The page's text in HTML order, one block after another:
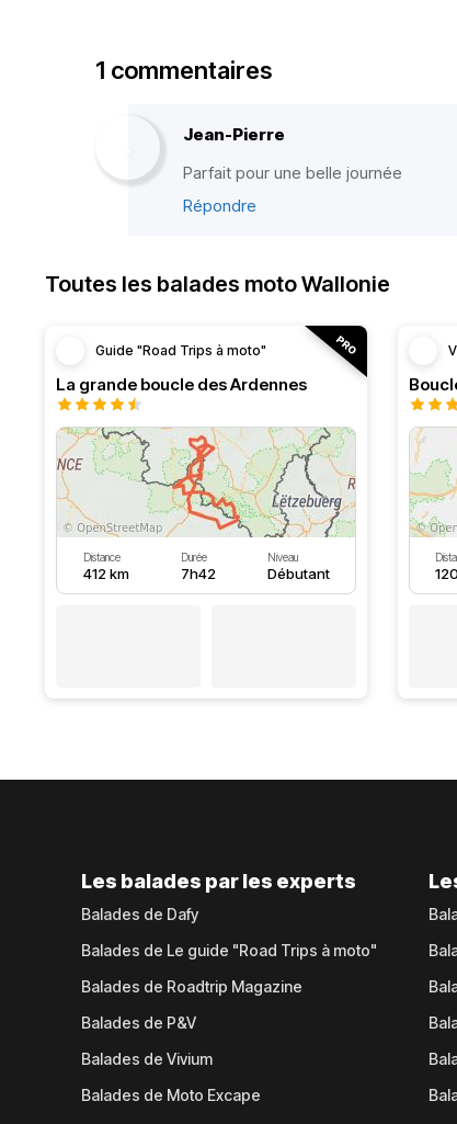
1 commentaires
Jean-Pierre
Parfait pour une belle journée
Répondre
Toutes les balades moto Wallonie
Guide "Road Trips à moto"
La grande boucle des Ardennes
Distance
412 km
Durée
7h42
Niveau
Débutant
Les balades par les experts
Balades de Dafy
Balades de Le guide "Road Trips à moto"
Balades de Roadtrip Magazine
Balades de P&V
Balades de Vivium
Balades de Moto Excape